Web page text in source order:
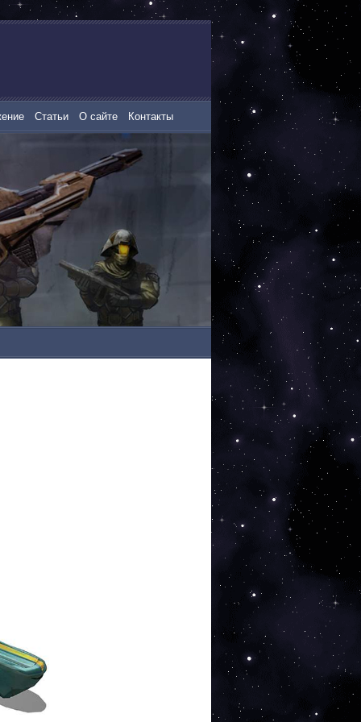
Статьи О сайте Контакты